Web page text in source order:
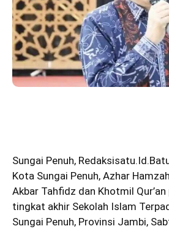
Sungai Penuh,
Kota Sungai Penuh, Azhar
Akbar Tahfidz dan Khotmil
tingkat akhir Sekolah Islam
Sungai Penuh, Provinsi Jambi,